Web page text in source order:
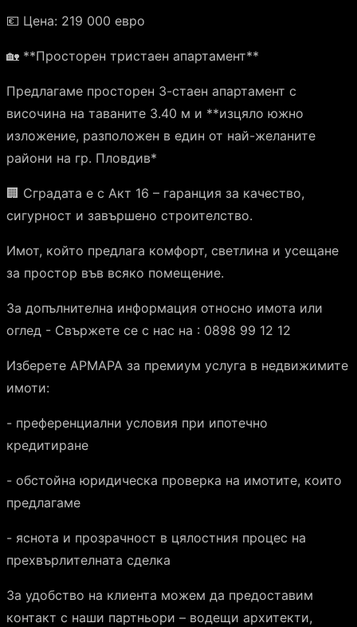
💶 Цена: 219 000 евро
🏡 **Просторен тристаен апартамент**
Предлагаме просторен 3-стаен апартамент с
височина на таваните 3.40 м и **изцяло южно
изложение, разположен в един от най-желаните
райони на гр. Пловдив*
🏢 Сградата е с Акт 16 – гаранция за качество,
сигурност и завършено строителство.
Имот, който предлага комфорт, светлина и усещане
за простор във всяко помещение.
За допълнителна информация относно имота или
оглед - Свържете се с нас на : 0898 99 12 12
Изберете АРМАРА за премиум услуга в недвижимите
имоти:
- преференциални условия при ипотечно
кредитиране
- обстойна юридическа проверка на имотите, които
предлагаме
- яснота и прозрачност в цялостния процес на
прехвърлителната сделка
За удобство на клиента можем да предоставим
контакт с наши партньори – водещи архитекти,